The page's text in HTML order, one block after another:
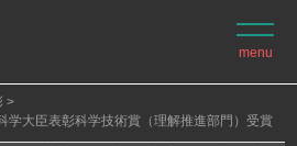
学大臣表彰科学技術賞（理解推進部門）受賞